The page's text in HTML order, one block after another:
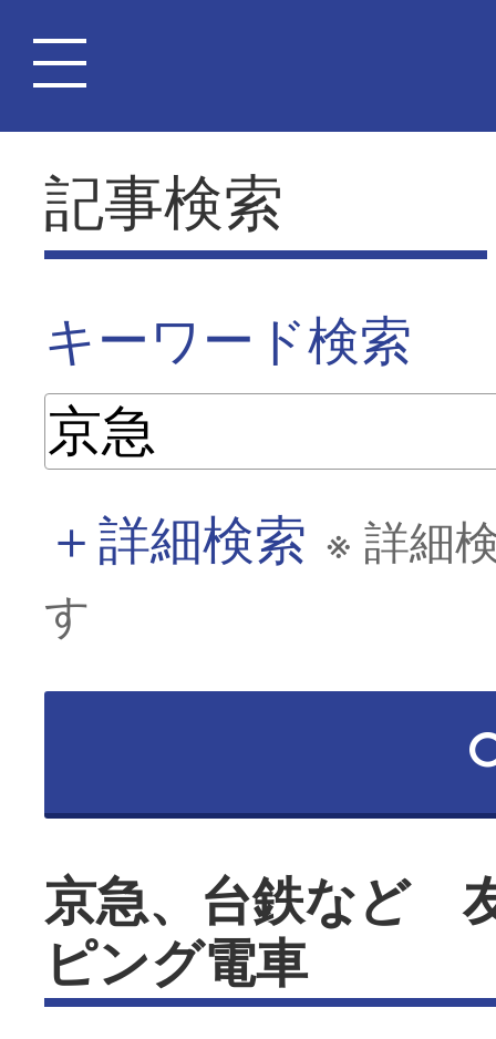
記事検索
キーワード検索
＋詳細検索 ※ 詳細
す
京急、台鉄など
ピング電車